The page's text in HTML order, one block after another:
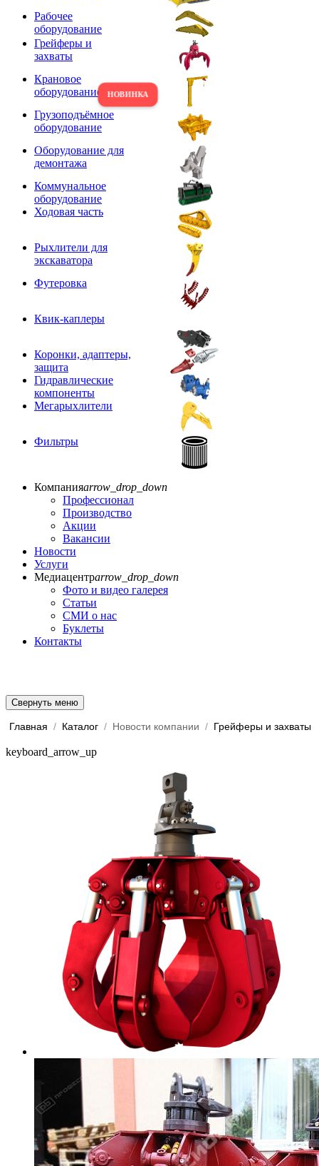
Рабочее
оборудование
Грейферы и
захваты
Крановое
оборудование
Грузоподъёмное
оборудование
Оборудование для
демонтажа
Коммунальное
оборудование
Ходовая часть
Рыхлители для
экскаватора
Футеровка
Квик-каплеры
Коронки, адаптеры,
защита
Гидравлические
компоненты
Мегарыхлители
Фильтры
Компанияarrow_drop_down
Профессионал
Производство
Акции
Вакансии
Новости
Услуги
Медиацентрarrow_drop_down
Фото и видео галерея
Статьи
СМИ о нас
Буклеты
Контакты
Свернуть меню
Главная / Каталог / Новости компании / Грейферы и захваты
keyboard_arrow_up